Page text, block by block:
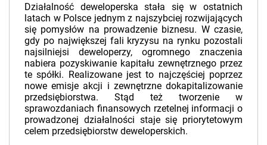
Działalność deweloperska stała się w ostatnich
latach w Polsce jednym z najszybciej rozwijających
się pomysłów na prowadzenie biznesu. W czasie,
gdy po największej fali kryzysu na rynku pozostali
najsilniejsi deweloperzy, ogromnego znaczenia
nabiera pozyskiwanie kapitału zewnętrznego przez
te spółki. Realizowane jest to najczęściej poprzez
nowe emisje akcji i zewnętrzne dokapitalizowanie
przedsiębiorstwa. Stąd też tworzenie w
sprawozdaniach finansowych rzetelnej informacji o
prowadzonej działalności staje się priorytetowym
celem przedsiębiorstw deweloperskich.